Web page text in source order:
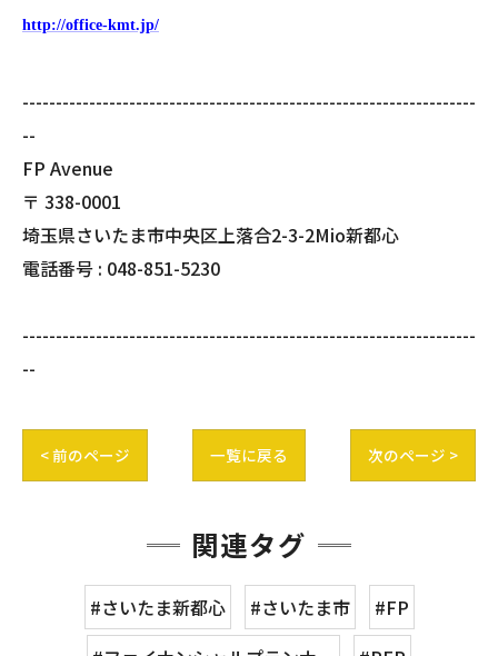
http://office-kmt.jp/
--------------------------------------------------------------------
--
FP Avenue
〒 338-0001
埼玉県さいたま市中央区上落合2-3-2Mio新都心
電話番号 : 048-851-5230
--------------------------------------------------------------------
--
< 前のページ 一覧に戻る 次のページ >
関連タグ
#さいたま新都心 #さいたま市
#FP